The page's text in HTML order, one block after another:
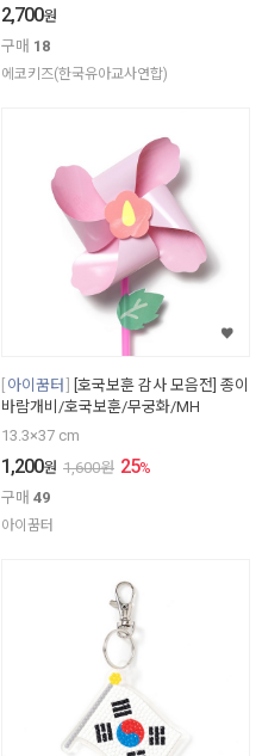
2,700원
구매 18
에코키즈(한국유아교사연합)
아이꿈터
[호국보훈 감사 모음전] 종이
바람개비/호국보훈/무궁화/MH
13.3×37 cm
1,200원 1,600원 25%
구매 49
아이꿈터